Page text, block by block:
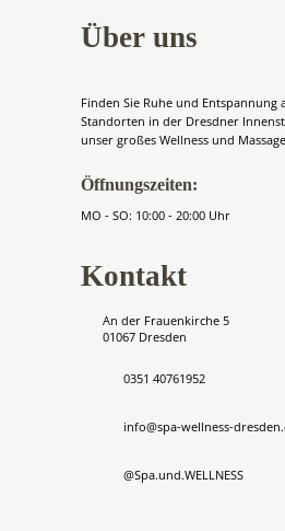
Über uns
Finden Sie Ruhe und Entspannung
Standorten in der Dresdner
unser großes Wellness und
Öffnungszeiten:
MO - SO: 10:00 - 20:00 Uhr
Kontakt
An der Frauenkirche 5
01067 Dresden
0351 40761952
info@spa-wellness-
@Spa.und.WELLNESS